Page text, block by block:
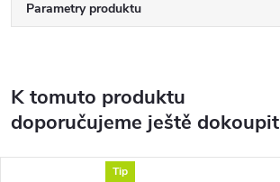
Parametry produktu
K tomuto produktu
doporučujeme ještě dokoupit
Tip